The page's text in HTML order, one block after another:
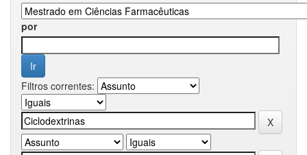
por
Filtros correntes: